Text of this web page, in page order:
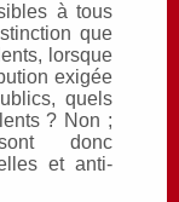
à tous
que
lorsque
exigée
quels
? Non ;
donc
et anti-